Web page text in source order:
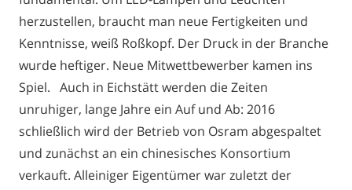
herzustellen, braucht man neue Fertigkeiten und
Kenntnisse, weiß Roßkopf. Der Druck in der Branche
wurde heftiger. Neue Mitwettbewerber kamen ins
Spiel. Auch in Eichstätt werden die Zeiten
unruhiger, lange Jahre ein Auf und Ab: 2016
schließlich wird der Betrieb von Osram abgespaltet
und zunächst an ein chinesisches Konsortium
verkauft. Alleiniger Eigentümer war zuletzt der